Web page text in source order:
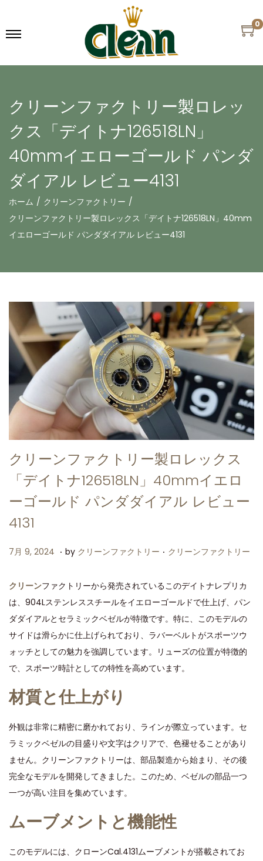
0
クリーンファクトリー製ロレッ
クス「デイトナ126518LN」
40mmイエローゴールド パンダ
ダイアル レビュー4131
ホーム / クリーンファクトリー /
クリーンファクトリー製ロレックス「デイトナ126518LN」40mm
イエローゴールド パンダダイアル レビュー4131
クリーンファクトリー製ロレックス
「デイトナ126518LN」40mmイエロ
ーゴールド パンダダイアル レビュー
4131
P
s
t
e
d
o
n
7月 9, 2024 7
9
,
2
0
2
4
. by クリーンファクトリー . P
s
t
d
i
n
クリーンファクトリー
クリーンファクトリーから発売されているこのデイトナレプリカ
は、904Lステンレススチールをイエローゴールドで仕上げ、パン
ダダイアルとセラミックベゼルが特徴です。特に、このモデルの
サイドは滑らかに仕上げられており、ラバーベルトがスポーツウ
ォッチとしての魅力を強調しています。リューズの位置が特徴的
で、スポーツ時計としての特性を高めています。
材質と仕上がり
外観は非常に精密に磨かれており、ラインが際立っています。セ
ラミックベゼルの目盛りや文字はクリアで、色褪せることがあり
ません。クリーンファクトリーは、部品製造から始まり、その後
完全なモデルを開発してきました。このため、ベゼルの部品一つ
一つが高い注目を集めています。
ムーブメントと機能性
このモデルには、クローンCal.4131ムーブメントが搭載されてお